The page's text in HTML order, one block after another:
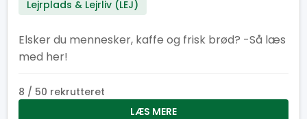
Lejrplads & Lejrliv (LEJ)
Elsker du mennesker, kaffe og frisk brød? -Så læs
med her!
8 / 50 rekrutteret
LÆS MERE